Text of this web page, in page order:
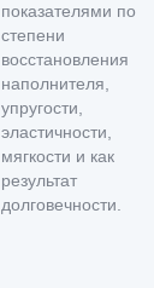
показателями по
степени
восстановления
наполнителя,
упругости,
эластичности,
мягкости и как
результат
долговечности.